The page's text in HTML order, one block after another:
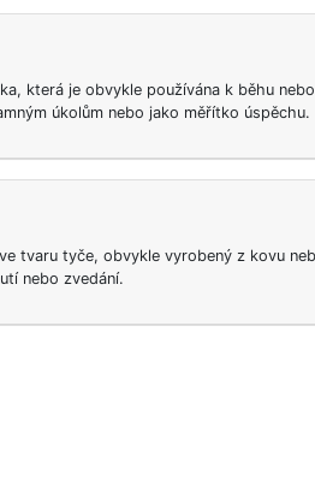
která je obvykle používána k běhu
úkolům nebo jako měřítko úspěchu.
tvaru tyče, obvykle vyrobený z kovu
nebo zvedání.